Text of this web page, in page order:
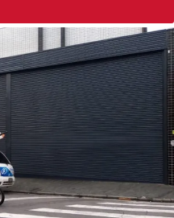
Início
Produtos
Porta de Enrolar Automática
Automatizadores
Acessórios Para Portas de
Enrolar
Pintura eletrostática
Portfólio
Contato